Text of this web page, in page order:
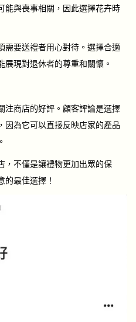
能與喪事相關，因此選擇花卉時
需要送禮者用心對待。選擇合適
現對退休者的尊重和關懷。
注商店的好評。顧客評論是選擇
因為它可以直接反映店家的產品
，不僅是讓禮物更加出眾的保
的最佳選擇 ！